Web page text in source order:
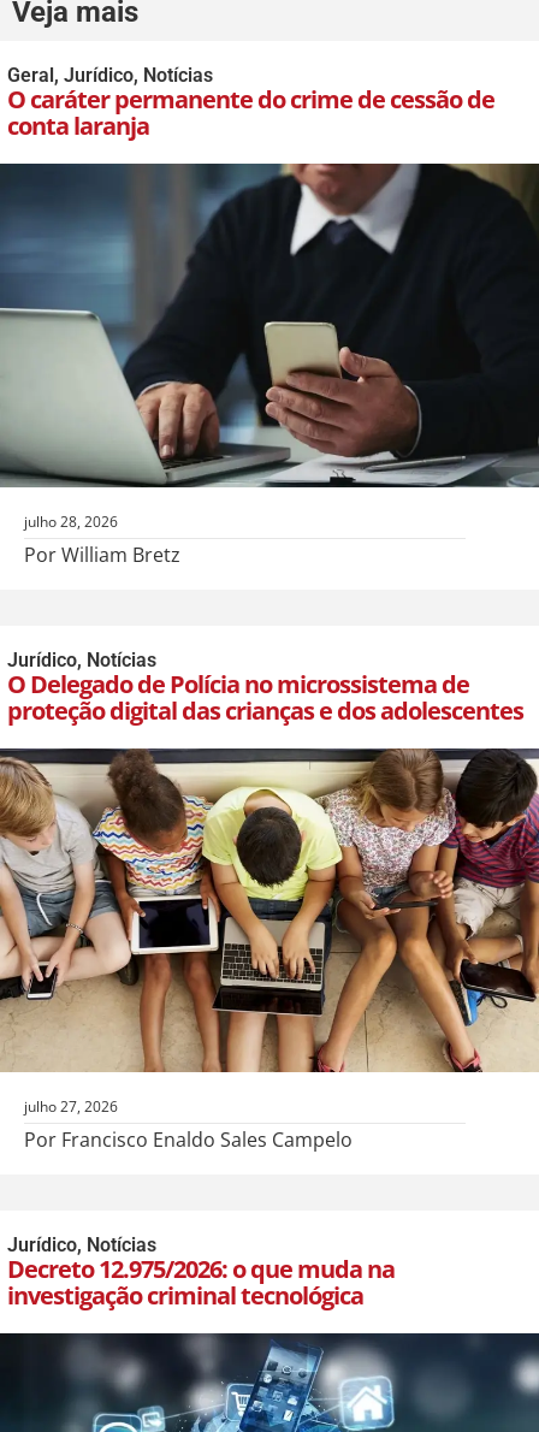
Veja mais
Geral, Jurídico, Notícias
O caráter permanente do crime de cessão de
conta laranja
julho 28, 2026
Por William Bretz
Jurídico, Notícias
O Delegado de Polícia no microssistema de
proteção digital das crianças e dos adolescentes
julho 27, 2026
Por Francisco Enaldo Sales Campelo
Jurídico, Notícias
Decreto 12.975/2026: o que muda na
investigação criminal tecnológica